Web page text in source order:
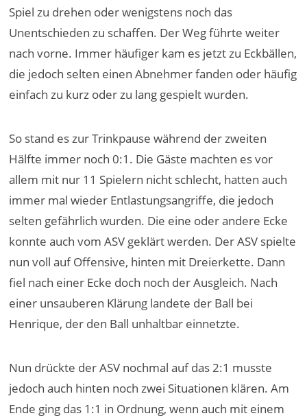
Spiel zu drehen oder wenigstens noch das
Unentschieden zu schaffen. Der Weg führte weiter
nach vorne. Immer häufiger kam es jetzt zu Eckbällen,
die jedoch selten einen Abnehmer fanden oder häufig
einfach zu kurz oder zu lang gespielt wurden.
So stand es zur Trinkpause während der zweiten
Hälfte immer noch 0:1. Die Gäste machten es vor
allem mit nur 11 Spielern nicht schlecht, hatten auch
immer mal wieder Entlastungsangriffe, die jedoch
selten gefährlich wurden. Die eine oder andere Ecke
konnte auch vom ASV geklärt werden. Der ASV spielte
nun voll auf Offensive, hinten mit Dreierkette. Dann
fiel nach einer Ecke doch noch der Ausgleich. Nach
einer unsauberen Klärung landete der Ball bei
Henrique, der den Ball unhaltbar einnetzte.
Nun drückte der ASV nochmal auf das 2:1 musste
jedoch auch hinten noch zwei Situationen klären. Am
Ende ging das 1:1 in Ordnung, wenn auch mit einem